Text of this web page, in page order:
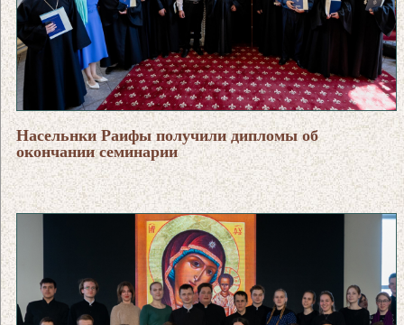
Насельнки Раифы получили дипломы об
окончании семинарии